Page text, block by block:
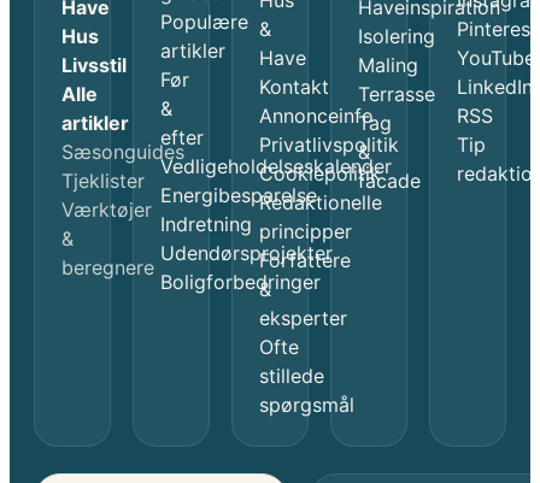
Have
Hus
Livsstil
Alle
artikler
Sæsonguides
Tjeklister
Værktøjer
&
beregnere
Populære
artikler
Før
&
efter
Vedligeholdelseskalender
Energibesparelse
Indretning
Udendørsprojekter
Boligforbedringer
&
Have
Kontakt
Annonceinfo
Privatlivspolitik
Cookiepolitik
Redaktionelle
principper
Forfattere
&
eksperter
Ofte
stillede
spørgsmål
Haveinspiration
Isolering
Maling
Terrasse
Tag
&
facade
Pinterest
YouTube
LinkedIn
RSS
Tip